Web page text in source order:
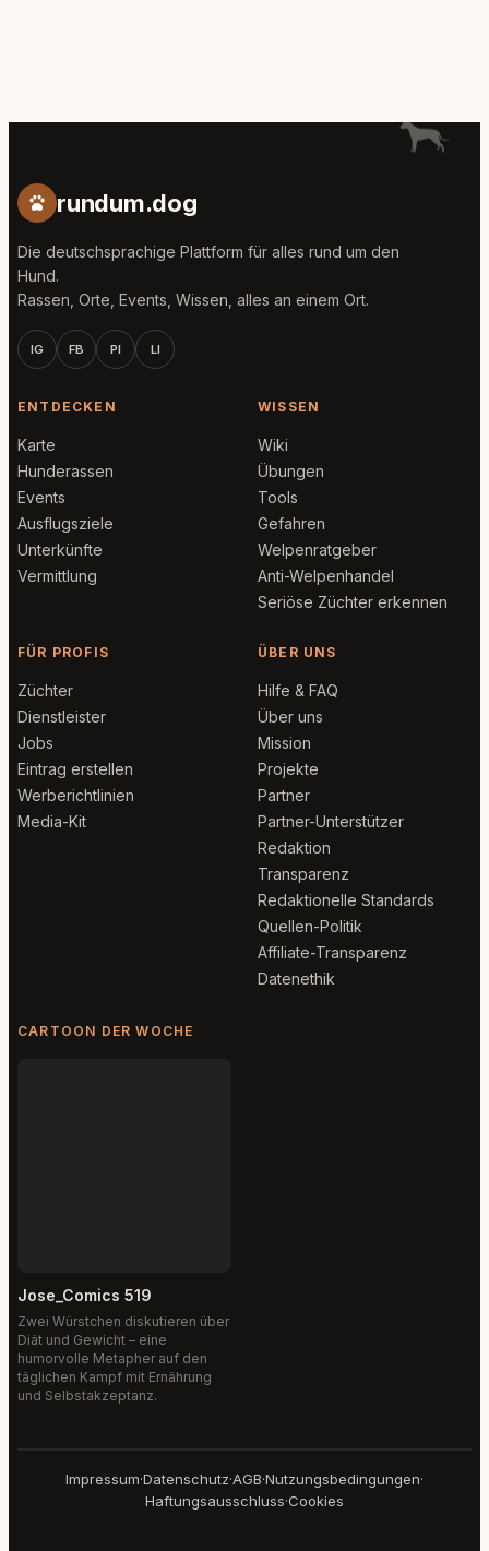
rundum.dog
Die deutschsprachige Plattform für alles rund um den
Hund.
Rassen, Orte, Events, Wissen, alles an einem Ort.
IG FB PI LI
ENTDECKEN
Karte
Hunderassen
Events
Ausflugsziele
Unterkünfte
Vermittlung
WISSEN
Wiki
Übungen
Tools
Gefahren
Welpenratgeber
Anti-Welpenhandel
Seriöse Züchter erkennen
FÜR PROFIS
Züchter
Dienstleister
Jobs
Eintrag erstellen
Werberichtlinien
Media-Kit
ÜBER UNS
Hilfe & FAQ
Über uns
Mission
Projekte
Partner
Partner-Unterstützer
Redaktion
Transparenz
Redaktionelle Standards
Quellen-Politik
Affiliate-Transparenz
Datenethik
CARTOON DER WOCHE
Jose_Comics 519
Zwei Würstchen diskutieren über
Diät und Gewicht – eine
humorvolle Metapher auf den
täglichen Kampf mit Ernährung
und Selbstakzeptanz.
Impressum·Datenschutz·AGB·Nutzungsbedingungen·
Haftungsausschluss·Cookies